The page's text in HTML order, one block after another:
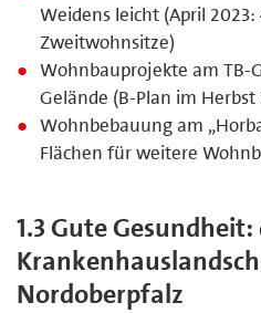
Weidens leicht (April 2023:
Zweitwohnsitze)
Wohnbauprojekte am TB-
Gelände (B-Plan im Herbst
Wohnbebauung am
Flächen für weitere
1.3 Gute
Nordoberpfalz